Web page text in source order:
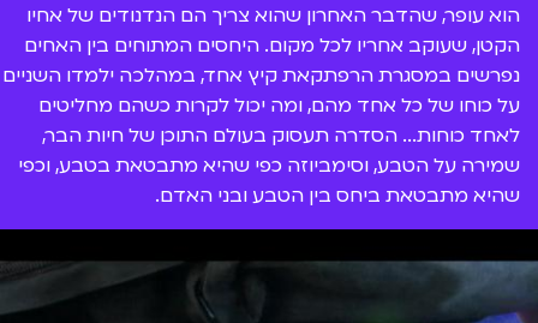
הוא עופר, שהדבר האחרון שהוא צריך הם הנדנודים של אחיו
הקטן, שעוקב אחריו לכל מקום. היחסים המתוחים בין האחים
נפרשים במסגרת הרפתקאת קיץ אחד, במהלכה ילמדו השניים
על כוחו של כל אחד מהם, ומה יכול לקרות כשהם מחליטים
לאחד כוחות... הסדרה תעסוק בעולם התוכן של חיות הבר,
שמירה על הטבע, וסימביוזה כפי שהיא מתבטאת בטבע, וכפי
שהיא מתבטאת ביחס בין הטבע ובני האדם.